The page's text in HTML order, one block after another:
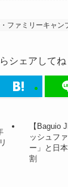
ファミリーキャン
シェアしてね
【Baguio
ッシュフ
ー」と日
割